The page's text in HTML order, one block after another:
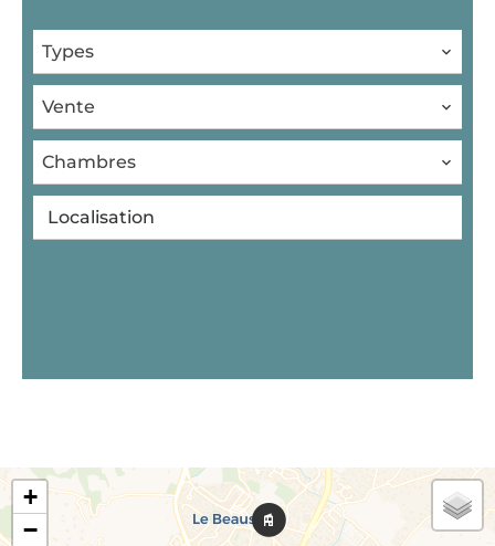
Types
Vente
Chambres
Localisation
+
−